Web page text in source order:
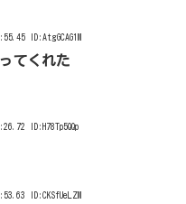
ID:AtgGCAG1M
てくれた
ID:H78Tp5QQp
ID:CKSfUeLZM